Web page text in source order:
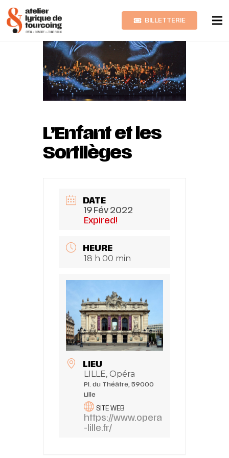
BILLETTERIE
L’Enfant et les
Sortilèges
DATE
19 Fév 2022
Expired!
HEURE
18 h 00 min
LIEU
LILLE, Opéra
Pl. du Théâtre, 59000
Lille
SITE WEB
https://www.opera
-lille.fr/